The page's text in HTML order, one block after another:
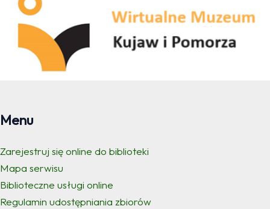
Menu
Zarejestruj się online do biblioteki
Mapa serwisu
Biblioteczne usługi online
Regulamin udostępniania zbiorów